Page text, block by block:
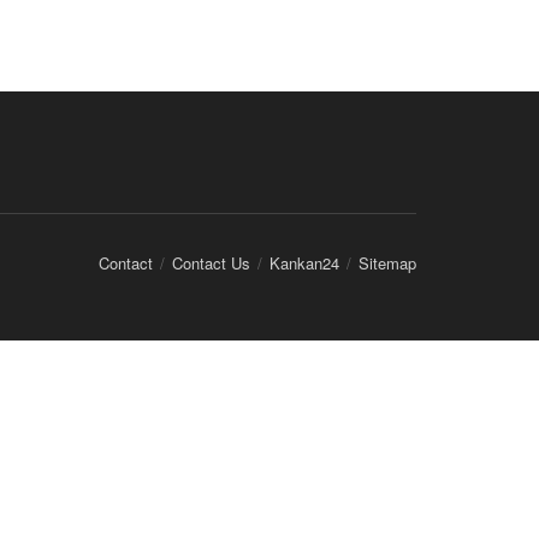
Contact Contact Us Kankan24 Sitemap